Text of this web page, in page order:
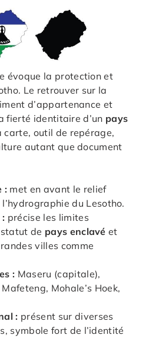
évoque la protection et
Le retrouver sur la
d’appartenance et
fierté identitaire d’un pays
carte, outil de repérage,
autant que document
: met en avant le relief
du Lesotho.
précise les limites
de pays enclavé et
villes comme
: Maseru (capitale),
Mohale’s Hoek,
: présent sur diverses
symbole fort de l’identité